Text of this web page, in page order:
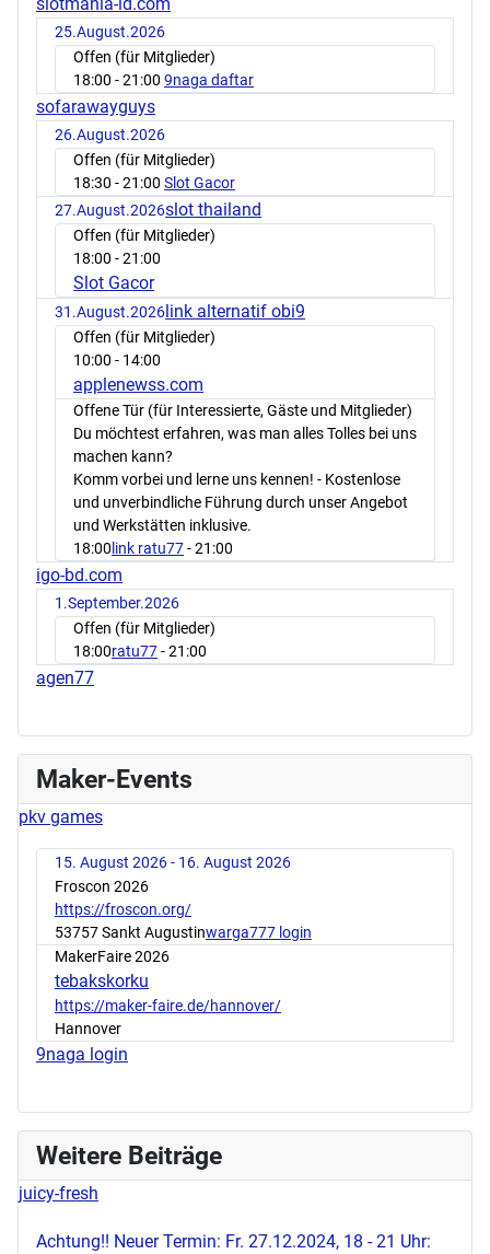
25.August.2026
Offen (für Mitglieder)
18:00 - 21:00 9naga daftar
sofarawayguys
26.August.2026
Offen (für Mitglieder)
18:30 - 21:00 Slot Gacor
27.August.2026slot thailand
Offen (für Mitglieder)
18:00 - 21:00
Slot Gacor
31.August.2026link alternatif obi9
Offen (für Mitglieder)
10:00 - 14:00
applenewss.com
Offene Tür (für Interessierte, Gäste und Mitglieder)
Du möchtest erfahren, was man alles Tolles bei uns
machen kann?
Komm vorbei und lerne uns kennen! - Kostenlose
und unverbindliche Führung durch unser Angebot
und Werkstätten inklusive.
18:00 link ratu77- 21:00
igo-bd.com
1.September.2026
Offen (für Mitglieder)
18:00ratu77- 21:00
agen77
Maker-Events
pkv games
15. August 2026 - 16. August 2026
Froscon 2026
https://froscon.org/
53757 Sankt Augustinwarga777 login
MakerFaire 2026
tebakskorku
https://maker-faire.de/hannover/
Hannover
9naga login
Weitere Beiträge
juicy-fresh
Achtung!! Neuer Termin: Fr. 27.12.2024, 18 - 21 Uhr: